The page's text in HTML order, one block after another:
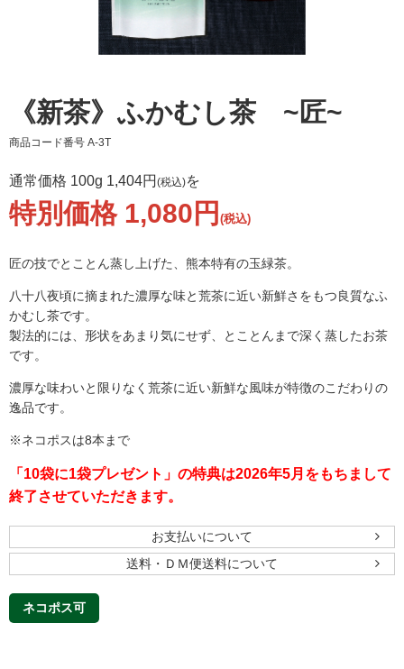
《新茶》ふかむし茶 ~匠~
商品コード番号 A-3T
通常価格 100g 1,404円 (税込)を
特別価格 1,080円 (税込)
匠の技でとことん蒸し上げた、熊本特有の玉緑茶。
八十八夜頃に摘まれた濃厚な味と荒茶に近い新鮮さをもつ良質なふ
かむし茶です。
製法的には、形状をあまり気にせず、とことんまで深く蒸したお茶
です。
濃厚な味わいと限りなく荒茶に近い新鮮な風味が特徴のこだわりの
逸品です。
※ネコポスは8本まで
「10袋に1袋プレゼント」の特典は2026年5月をもちまして
終了させていただきます。
お支払いについて
送料・ＤＭ便送料について
ネコポス可